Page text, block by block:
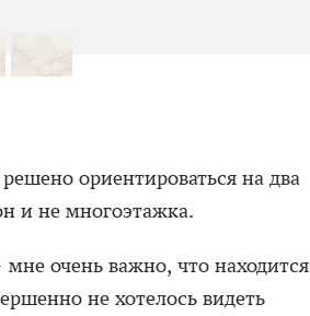
ориентироваться на два
и не многоэтажка.
очень важно, что находится
не хотелось видеть